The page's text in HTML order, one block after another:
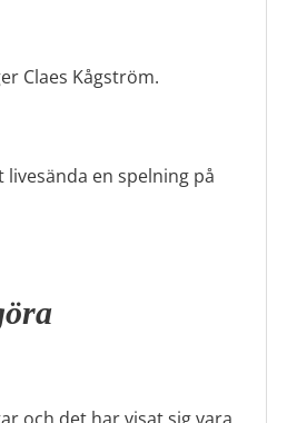
Claes Kågström.
en spelning på